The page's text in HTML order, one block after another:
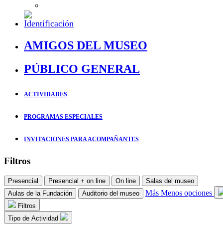
AMIGOS DEL MUSEO
PÚBLICO GENERAL
ACTIVIDADES
PROGRAMAS ESPECIALES
INVITACIONES PARA ACOMPAÑANTES
Filtros
Presencial Presencial + on line On line
Salas del museo
Aulas de la Fundación
Auditorio del museo Más Menos opciones
Filtros
Tipo de Actividad